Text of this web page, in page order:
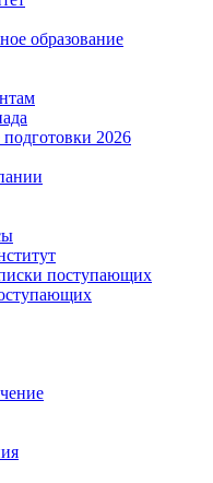
образование
2026
поступающих